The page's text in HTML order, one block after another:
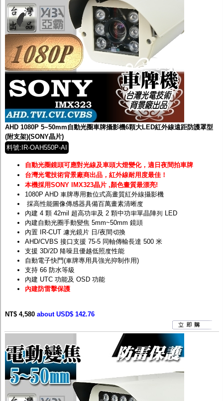
AHD 1080P 5~50mm自動光圈車牌攝影機6顆大LED紅外線遠距防護罩型
(附支架)(SONY晶片)
料號:IR-OAH550P-AI
自動光圈鏡頭可應對光線及車頭大燈變化，適日夜間拍車牌
台灣光電技術背景廠商出品，紅外線耐用度最佳！
本機採用SONY IMX323晶片 ,顏色畫質最漂亮!
1080P AHD 車牌專用數位式高畫質紅外線攝影機
採高性能圖像傳感器具備百萬畫素清晰度
內建 4 顆 42mil 超高功率及 2 顆中功率單晶陣列 LED
內建自動光圈手動變焦 5mm~50mm 鏡頭
內置 IR-CUT 濾光鏡片 日/夜間切換
AHD/CVBS 接口支援 75-5 同軸傳輸長達 500 米
支援 3D/2D 降噪且優越低照度性能
自動電子快門(車牌專用具強光抑制作用)
支持 66 防水等級
內建 UTC 功能及 OSD 功能
內建防雷擊保護
NT$ 4,580 about USD$ 142.76